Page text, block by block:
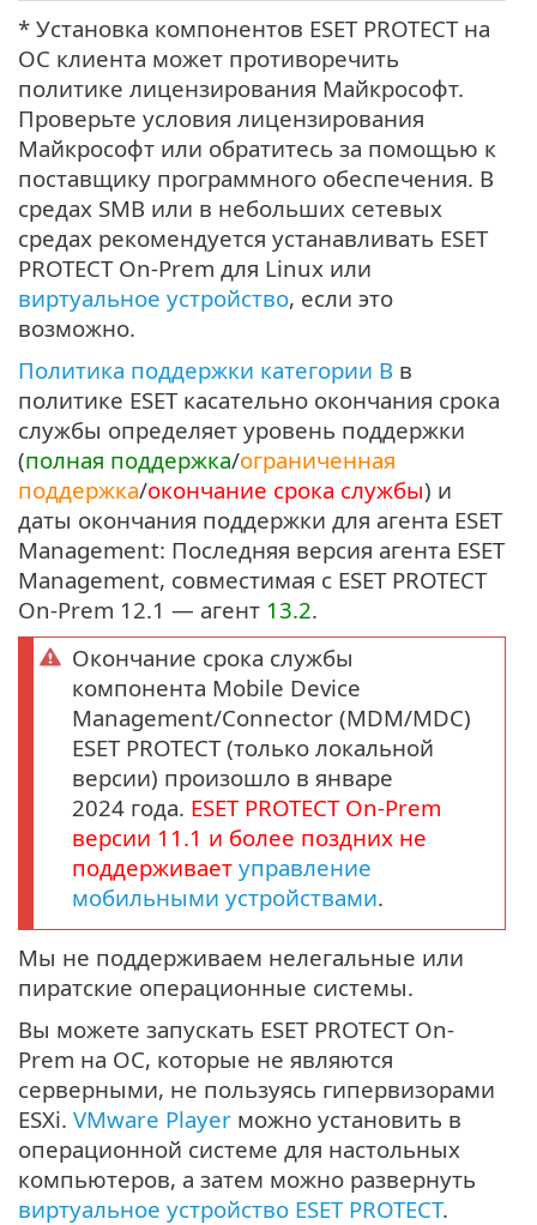
* Установка компонентов ESET PROTECT на
ОС клиента может противоречить
политике лицензирования Майкрософт.
Проверьте условия лицензирования
Майкрософт или обратитесь за помощью к
поставщику программного обеспечения. В
средах SMB или в небольших сетевых
средах рекомендуется устанавливать ESET
PROTECT On-Prem для Linux или
виртуальное устройство, если это
возможно.
Политика поддержки категории B в
политике ESET касательно окончания срока
службы определяет уровень поддержки
(полная поддержка/ограниченная
поддержка/окончание срока службы) и
даты окончания поддержки для агента ESET
Management: Последняя версия агента ESET
Management, совместимая с ESET PROTECT
On-Prem 12.1 — агент 13.2.
Окончание срока службы
компонента Mobile Device
Management/Connector (MDM/MDC)
ESET PROTECT (только локальной
версии) произошло в январе
2024 года. ESET PROTECT On-Prem
версии 11.1 и более поздних не
поддерживает управление
мобильными устройствами.
Мы не поддерживаем нелегальные или
пиратские операционные системы.
Вы можете запускать ESET PROTECT On-
Prem на ОС, которые не являются
серверными, не пользуясь гипервизорами
ESXi. VMware Player можно установить в
операционной системе для настольных
компьютеров, а затем можно развернуть
виртуальное устройство ESET PROTECT.